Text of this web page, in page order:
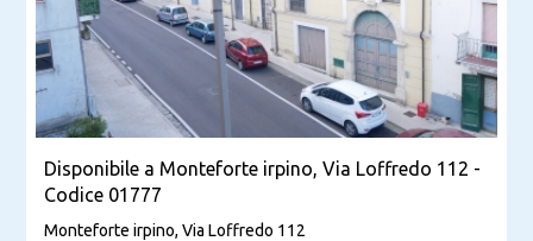
Disponibile a Monteforte irpino, Via Loffredo 112 -
Codice 01777
Monteforte irpino, Via Loffredo 112